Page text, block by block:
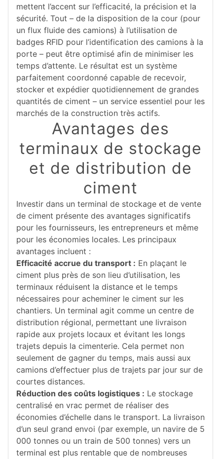
mettent l’accent sur l’efficacité, la précision et la
sécurité. Tout – de la disposition de la cour (pour
un flux fluide des camions) à l’utilisation de
badges RFID pour l’identification des camions à la
porte – peut être optimisé afin de minimiser les
temps d’attente. Le résultat est un système
parfaitement coordonné capable de recevoir,
stocker et expédier quotidiennement de grandes
quantités de ciment – un service essentiel pour les
marchés de la construction très actifs.
Avantages des
terminaux de stockage
et de distribution de
ciment
Investir dans un terminal de stockage et de vente
de ciment présente des avantages significatifs
pour les fournisseurs, les entrepreneurs et même
pour les économies locales. Les principaux
avantages incluent :
Efficacité accrue du transport : En plaçant le
ciment plus près de son lieu d’utilisation, les
terminaux réduisent la distance et le temps
nécessaires pour acheminer le ciment sur les
chantiers. Un terminal agit comme un centre de
distribution régional, permettant une livraison
rapide aux projets locaux et évitant les longs
trajets depuis la cimenterie. Cela permet non
seulement de gagner du temps, mais aussi aux
camions d’effectuer plus de trajets par jour sur de
courtes distances.
Réduction des coûts logistiques : Le stockage
centralisé en vrac permet de réaliser des
économies d’échelle dans le transport. La livraison
d’un seul grand envoi (par exemple, un navire de 5
000 tonnes ou un train de 500 tonnes) vers un
terminal est plus rentable que de nombreuses